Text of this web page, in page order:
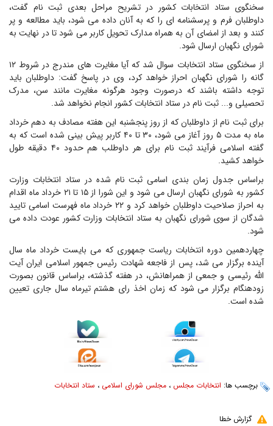
سخنگوی ستاد انتخابات کشور در تشریح مراحل بعدی ثبت نام گفت،
داوطلبان فرم و پرسشنامه ای را که به آنان داده می شود، باید مطالعه و پر
کنند و بعد از امضای آن به همراه مدارک تحویل کاربر می شود تا در نهایت به
شورای نگهبان ارسال شود.
از سخنگوی ستاد انتخابات سوال شد که آیا مغایرت های مندرج در شروط ۱۲
گانه را شورای نگهبان احراز خواهد کرد، وی در پاسخ گفت: داوطلبان باید
توجه داشته باشند که درصورت وجود هرگونه مغایرت مانند سن، مدرک
تحصیلی و... ثبت نام در ستاد انتخابات کشور انجام نخواهد شد.
برای ثبت نام از داوطلبان که از روز پنجشنبه این هفته مصادف به دهم خرداد
ماه به مدت ۵ روز آغاز می شود، ۳۰ تا ۴۰ کاربر پیش بینی شده است که به
گفته اسلامی فرآیند ثبت نام برای هر داوطلب هم حدود ۴۰ دقیقه طول
خواهد کشید.
براساس جدول زمان بندی اسامی ثبت نام شده در ستاد انتخابات وزارت
کشور به شورای نگهبان ارسال می شود و این شورا از ۱۵ تا ۲۱ خرداد ماه اقدام
به احراز صلاحیت داوطلبان خواهد کرد و ۲۲ خرداد ماه فهرست اسامی تایید
شدگان از سوی شورای نگهبان به ستاد انتخابات وزارت کشور عودت داده می
شود.
چهاردهمین دوره انتخابات ریاست جمهوری که می بایست خرداد ماه سال
آینده برگزار می شد، پس از فاجعه شهادت رئیس جمهور اسلامی ایران آیت
الله رئیسی و جمعی از همراهانش، در هفته گذشته، براساس قانون بصورت
زودهنگام برگزار می شود که زمان اخذ رای هشتم تیرماه سال جاری تعیین
شده است.
برچسب ها: انتخابات مجلس ، مجلس شورای اسلامی ، ستاد انتخابات
گزارش خطا